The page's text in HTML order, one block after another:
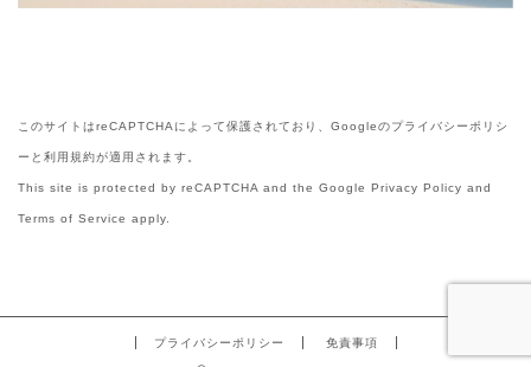
このサイトはreCAPTCHAによって保護されており、Googleのプライバシーポリシ
ー と 利用規約が適用されます。
This site is protected by reCAPTCHA and the Google Privacy Policy and
Terms of Service apply.
プライバシーポリシー 免責事項